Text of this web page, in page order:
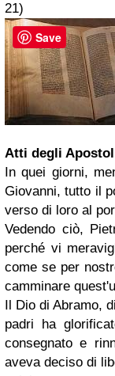
21)
Atti degli
In quei giorni,
Giovanni, tutto il
verso di loro al
Vedendo ciò,
perché vi
come se per
camminare
Il Dio di Abramo,
padri ha
consegnato e
aveva deciso di
Save